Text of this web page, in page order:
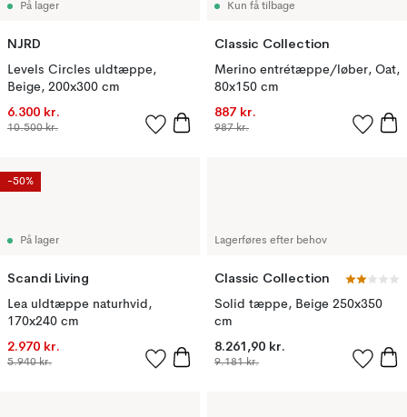
På lager
NJRD
Levels Circles uldtæppe,
Beige, 200x300 cm
6.300 kr.
10.500 kr.
Kun få tilbage
Classic Collection
Merino entrétæppe/løber, Oat,
80x150 cm
887 kr.
987 kr.
På lager
Scandi Living
Lea uldtæppe naturhvid,
170x240 cm
2.970 kr.
5.940 kr.
-50%
Lagerføres efter behov
Classic Collection
Solid tæppe, Beige 250x350
cm
8.261,90 kr.
9.181 kr.